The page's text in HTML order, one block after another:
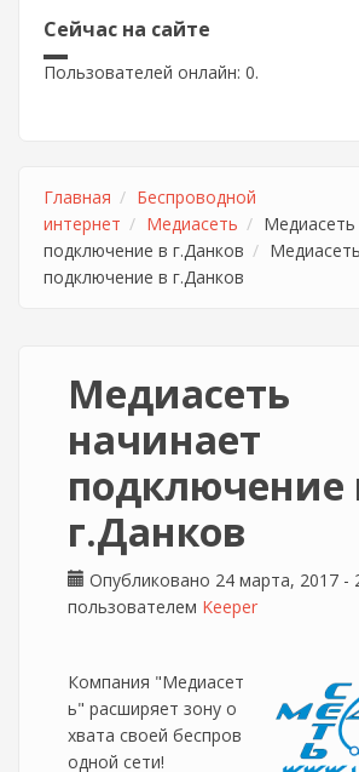
Сейчас на сайте
Пользователей онлайн: 0.
Главная
Беспроводной
интернет
Медиасеть
Медиасеть
подключение в г.Данков
подключение в г.Данков
Медиасеть
начинает
подключение
г.Данков
Опубликовано 24 марта, 2017 -
пользователем Keeper
Компания "Медиасет
ь" расширяет зону о
хвата своей беспров
одной сети!